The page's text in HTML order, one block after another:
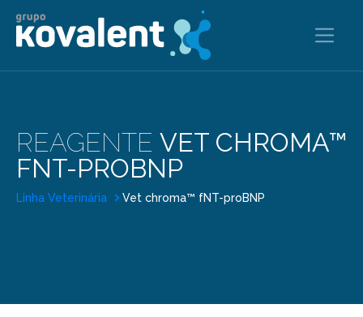
REAGENTE VET CHROMA™
FNT-PROBNP
Linha Veterinária Vet chroma™ fNT-proBNP